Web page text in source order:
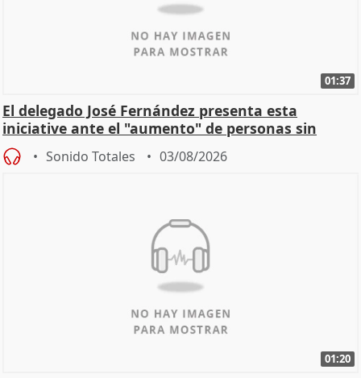
01:37
El delegado José Fernández presenta esta
iniciative ante el "aumento" de personas sin
hogar en Madri
Sonido Totales 03/08/2026
01:20